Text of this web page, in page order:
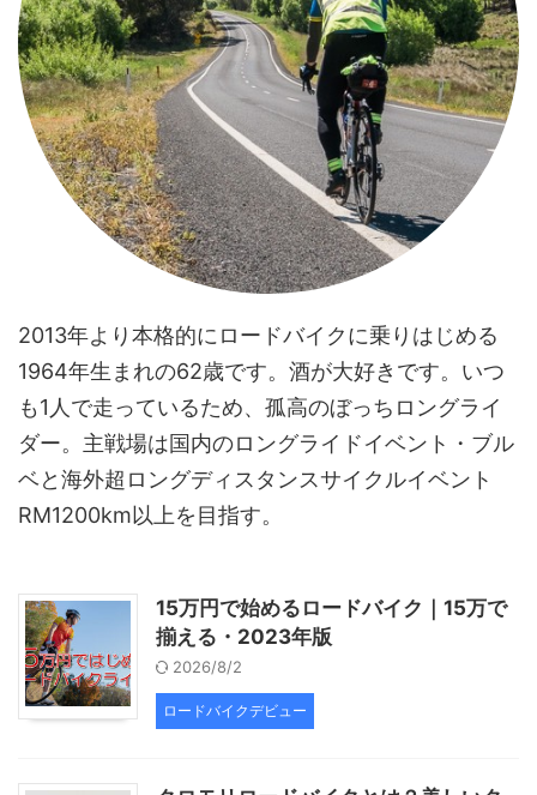
2013年より本格的にロードバイクに乗りはじめる
1964年生まれの62歳です。酒が大好きです。いつ
も1人で走っているため、孤高のぼっちロングライ
ダー。主戦場は国内のロングライドイベント・ブル
ベと海外超ロングディスタンスサイクルイベント
RM1200km以上を目指す。
15万円で始めるロードバイク｜15万で
揃える・2023年版
2026/8/2
ロードバイクデビュー